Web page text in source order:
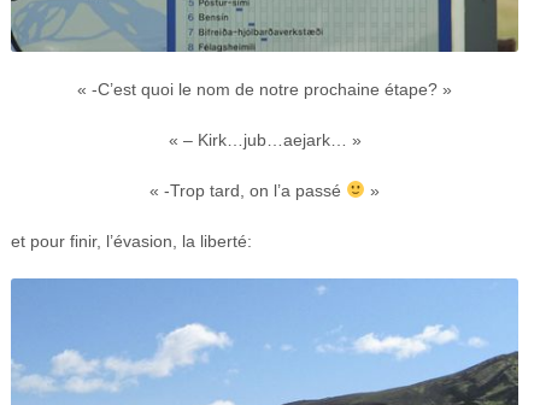
« -C’est quoi le nom de notre prochaine étape? »
« – Kirk…jub…aejark… »
« -Trop tard, on l’a passé »
et pour finir, l’évasion, la liberté: